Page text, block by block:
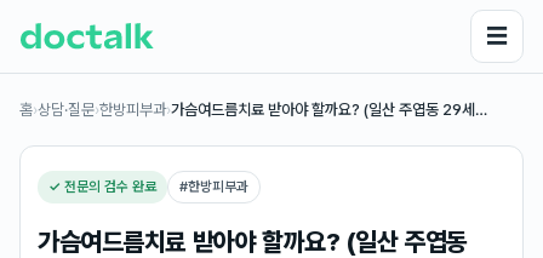
☰
홈›상담·질문›한방피부과›가슴여드름치료 받아야 할까요? (일산 주엽동 29세…
✓ 전문의 검수 완료 #한방피부과
가슴여드름치료 받아야 할까요? (일산 주엽동